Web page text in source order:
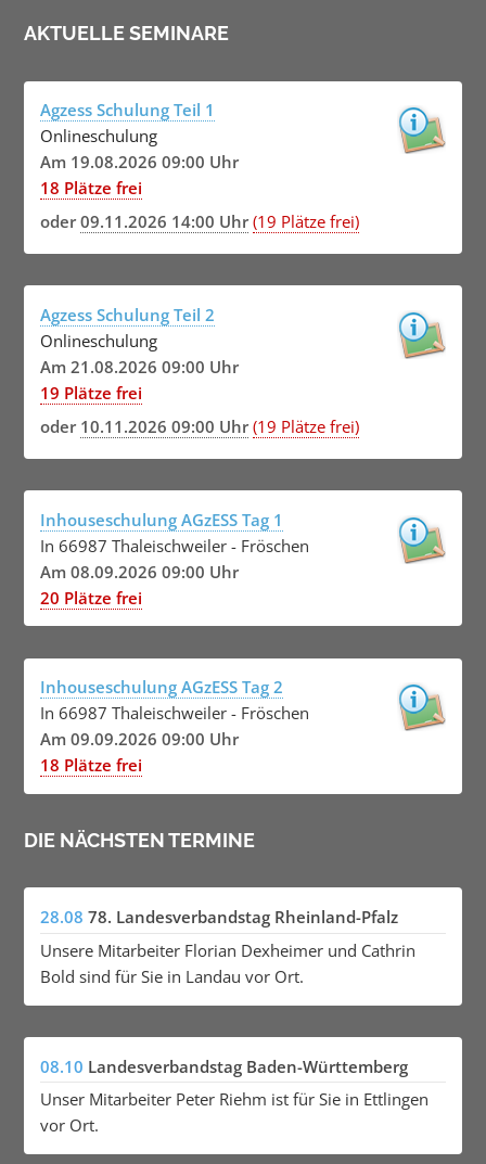
AKTUELLE SEMINARE
Agzess Schulung Teil 1
Onlineschulung
Am 19.08.2026 09:00 Uhr
18 Plätze frei
oder09.11.2026 14:00 Uhr (19 Plätze frei)
Agzess Schulung Teil 2
Onlineschulung
Am 21.08.2026 09:00 Uhr
19 Plätze frei
oder 10.11.2026 09:00 Uhr (19 Plätze frei)
Inhouseschulung AGzESS Tag 1
In 66987 Thaleischweiler - Fröschen
Am 08.09.2026 09:00 Uhr
20 Plätze frei
Inhouseschulung AGzESS Tag 2
In 66987 Thaleischweiler - Fröschen
Am 09.09.2026 09:00 Uhr
18 Plätze frei
DIE NÄCHSTEN TERMINE
28.08 78. Landesverbandstag Rheinland-Pfalz
Unsere Mitarbeiter Florian Dexheimer und Cathrin
Bold sind für Sie in Landau vor Ort.
08.10 Landesverbandstag Baden-Württemberg
Unser Mitarbeiter Peter Riehm ist für Sie in Ettlingen
vor Ort.